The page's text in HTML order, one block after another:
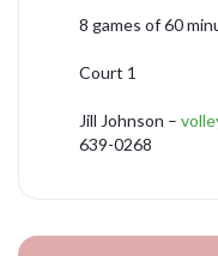
8 games of 60
Court 1
Jill Johnson –
639-0268